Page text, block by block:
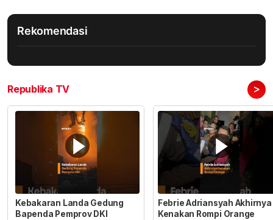
Rekomendasi
Republika TV >
Kebakaran Landa Gedung
Bapenda Pemprov DKI
Febrie Adriansyah Akhirnya
Kenakan Rompi Orange